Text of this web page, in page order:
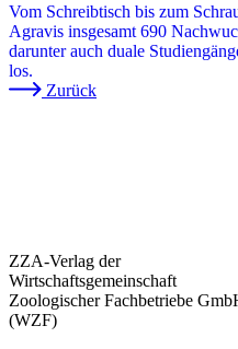
Vom Schreibtisch bis zum
Agravis insgesamt 690
darunter auch duale
los.
Zurück
ZZA-Verlag der
Wirtschaftsgemeinschaft
Zoologischer Fachbetriebe
(WZF)